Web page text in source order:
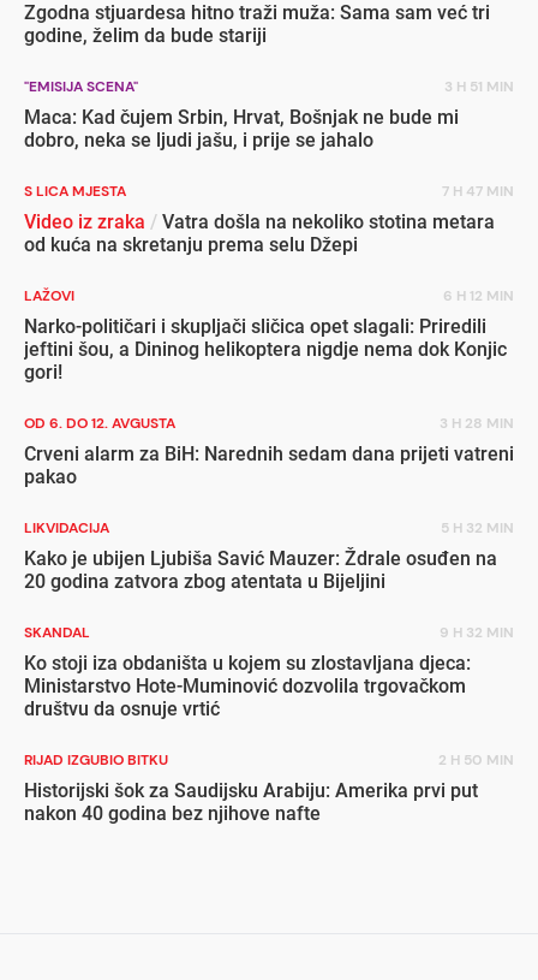
Zgodna stjuardesa hitno traži muža: Sama sam već tri
godine, želim da bude stariji
"EMISIJA SCENA" 3 H 51 MIN
Maca: Kad čujem Srbin, Hrvat, Bošnjak ne bude mi
dobro, neka se ljudi jašu, i prije se jahalo
S LICA MJESTA 7 H 47 MIN
Video iz zraka / Vatra došla na nekoliko stotina metara
od kuća na skretanju prema selu Džepi
LAŽOVI 6 H 12 MIN
Narko-političari i skupljači sličica opet slagali: Priredili
jeftini šou, a Dininog helikoptera nigdje nema dok Konjic
gori!
OD 6. DO 12. AVGUSTA 3 H 28 MIN
Crveni alarm za BiH: Narednih sedam dana prijeti vatreni
pakao
LIKVIDACIJA 5 H 32 MIN
Kako je ubijen Ljubiša Savić Mauzer: Ždrale osuđen na
20 godina zatvora zbog atentata u Bijeljini
SKANDAL 9 H 32 MIN
Ko stoji iza obdaništa u kojem su zlostavljana djeca:
Ministarstvo Hote-Muminović dozvolila trgovačkom
društvu da osnuje vrtić
RIJAD IZGUBIO BITKU 2 H 50 MIN
Historijski šok za Saudijsku Arabiju: Amerika prvi put
nakon 40 godina bez njihove nafte